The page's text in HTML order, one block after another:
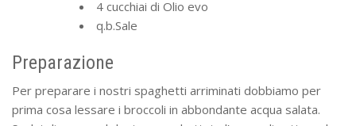
4 cucchiai di Olio evo
q.b.Sale
Preparazione
Per preparare i nostri spaghetti arriminati dobbiamo per
prima cosa lessare i broccoli in abbondante acqua salata.